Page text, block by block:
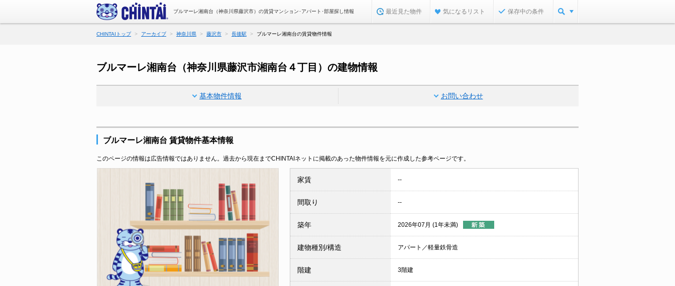
ブルマーレ湘南台（神奈川県藤沢市）の賃貸マンション･アパート･部屋探し情報 最近見た物件 気になるリスト 保存中の条件
CHINTAIトップ アーカイブ 神奈川県 藤沢市 長後駅 ブルマーレ湘南台の賃貸物件情報
ブルマーレ湘南台（神奈川県藤沢市湘南台４丁目）の建物情報
基本物件情報 お問い合わせ
ブルマーレ湘南台 賃貸物件基本情報
このページの情報は広告情報ではありません。過去から現在までCHINTAIネットに掲載のあった物件情報を元に作成した参考ページです。
家賃 --
間取り --
築年 2026年07月 (1年未満)
建物種別/構造 アパート／軽量鉄骨造
階建 3階建